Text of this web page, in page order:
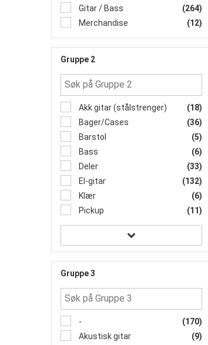
Gitar / Bass
(264)
Merchandise
(12)
Gruppe 2
Akk gitar (stålstrenger)
(18)
Bager/Cases
(36)
Barstol
(5)
Bass
(6)
Deler
(33)
El-gitar
(132)
Klær
(6)
Pickup
(11)
Gruppe 3
-
(170)
Akustisk gitar
(9)